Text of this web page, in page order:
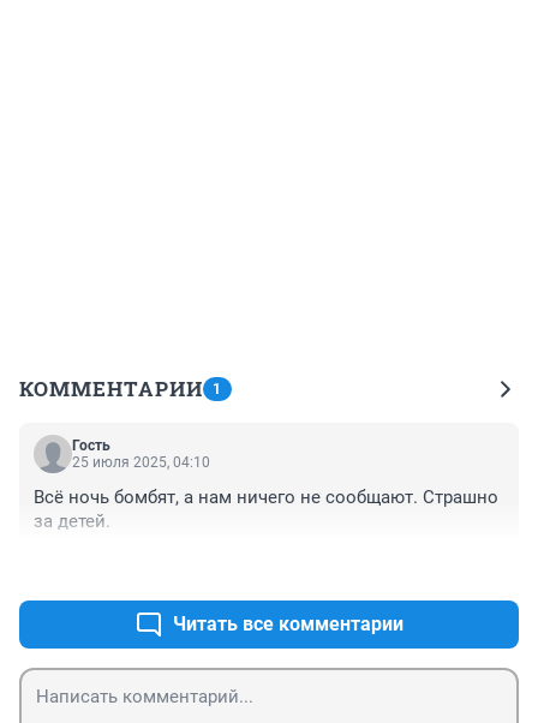
КОММЕНТАРИИ 1
Гость
25 июля 2025, 04:10
Всё ночь бомбят, а нам ничего не сообщают. Страшно
за детей.
Читать все комментарии